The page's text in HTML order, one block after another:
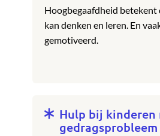
Hoogbegaafdheid betekent
kan denken en leren. En
gemotiveerd.
Hulp bij kinderen
gedragsprobleem